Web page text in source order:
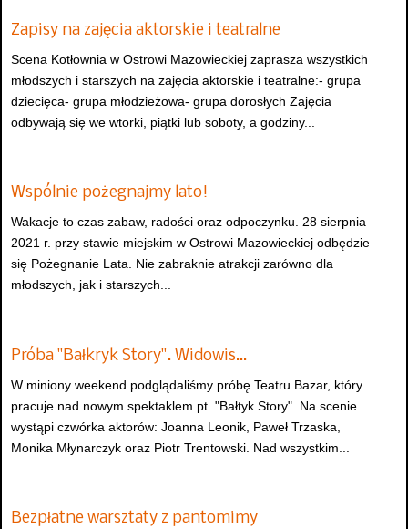
Zapisy na zajęcia aktorskie i teatralne
Scena Kotłownia w Ostrowi Mazowieckiej zaprasza wszystkich
młodszych i starszych na zajęcia aktorskie i teatralne:- grupa
dziecięca- grupa młodzieżowa- grupa dorosłych Zajęcia
odbywają się we wtorki, piątki lub soboty, a godziny...
Wspólnie pożegnajmy lato!
Wakacje to czas zabaw, radości oraz odpoczynku. 28 sierpnia
2021 r. przy stawie miejskim w Ostrowi Mazowieckiej odbędzie
się Pożegnanie Lata. Nie zabraknie atrakcji zarówno dla
młodszych, jak i starszych...
Próba "Bałkryk Story". Widowis…
W miniony weekend podglądaliśmy próbę Teatru Bazar, który
pracuje nad nowym spektaklem pt. "Bałtyk Story". Na scenie
wystąpi czwórka aktorów: Joanna Leonik, Paweł Trzaska,
Monika Młynarczyk oraz Piotr Trentowski. Nad wszystkim...
Bezpłatne warsztaty z pantomimy